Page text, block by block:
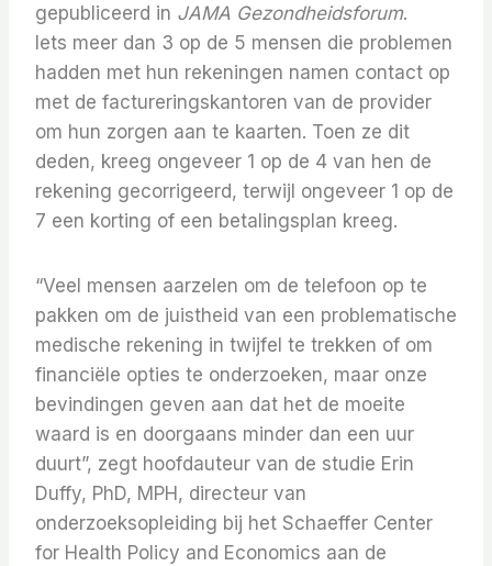
gepubliceerd in JAMA Gezondheidsforum.
Iets meer dan 3 op de 5 mensen die problemen
hadden met hun rekeningen namen contact op
met de factureringskantoren van de provider
om hun zorgen aan te kaarten. Toen ze dit
deden, kreeg ongeveer 1 op de 4 van hen de
rekening gecorrigeerd, terwijl ongeveer 1 op de
7 een korting of een betalingsplan kreeg.
“Veel mensen aarzelen om de telefoon op te
pakken om de juistheid van een problematische
medische rekening in twijfel te trekken of om
financiële opties te onderzoeken, maar onze
bevindingen geven aan dat het de moeite
waard is en doorgaans minder dan een uur
duurt”, zegt hoofdauteur van de studie Erin
Duffy, PhD, MPH, directeur van
onderzoeksopleiding bij het Schaeffer Center
for Health Policy and Economics aan de